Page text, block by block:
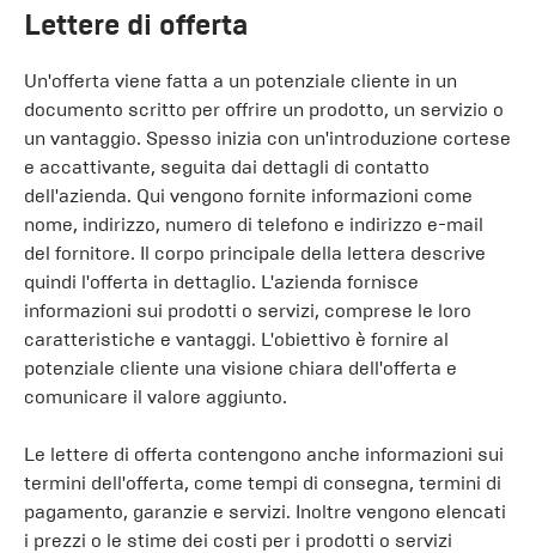
Lettere di offerta
Un'offerta viene fatta a un potenziale cliente in un
documento scritto per offrire un prodotto, un servizio o
un vantaggio. Spesso inizia con un'introduzione cortese
e accattivante, seguita dai dettagli di contatto
dell'azienda. Qui vengono fornite informazioni come
nome, indirizzo, numero di telefono e indirizzo e-mail
del fornitore. Il corpo principale della lettera descrive
quindi l'offerta in dettaglio. L'azienda fornisce
informazioni sui prodotti o servizi, comprese le loro
caratteristiche e vantaggi. L'obiettivo è fornire al
potenziale cliente una visione chiara dell'offerta e
comunicare il valore aggiunto.
Le lettere di offerta contengono anche informazioni sui
termini dell'offerta, come tempi di consegna, termini di
pagamento, garanzie e servizi. Inoltre vengono elencati
i prezzi o le stime dei costi per i prodotti o servizi